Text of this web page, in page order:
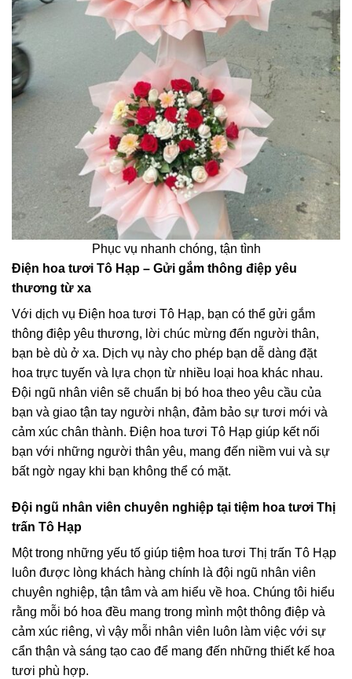
Phục vụ nhanh chóng, tận tình
Điện hoa tươi Tô Hạp – Gửi gắm thông điệp yêu
thương từ xa
Với dịch vụ Điện hoa tươi Tô Hạp, bạn có thể gửi gắm
thông điệp yêu thương, lời chúc mừng đến người thân,
bạn bè dù ở xa. Dịch vụ này cho phép bạn dễ dàng đặt
hoa trực tuyến và lựa chọn từ nhiều loại hoa khác nhau.
Đội ngũ nhân viên sẽ chuẩn bị bó hoa theo yêu cầu của
bạn và giao tận tay người nhận, đảm bảo sự tươi mới và
cảm xúc chân thành. Điện hoa tươi Tô Hạp giúp kết nối
bạn với những người thân yêu, mang đến niềm vui và sự
bất ngờ ngay khi bạn không thể có mặt.
Đội ngũ nhân viên chuyên nghiệp tại tiệm hoa tươi Thị
trấn Tô Hạp
Một trong những yếu tố giúp tiệm hoa tươi Thị trấn Tô Hạp
luôn được lòng khách hàng chính là đội ngũ nhân viên
chuyên nghiệp, tận tâm và am hiểu về hoa. Chúng tôi hiểu
rằng mỗi bó hoa đều mang trong mình một thông điệp và
cảm xúc riêng, vì vậy mỗi nhân viên luôn làm việc với sự
cẩn thận và sáng tạo cao để mang đến những thiết kế hoa
tươi phù hợp.